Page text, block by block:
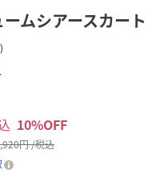
ムシアースカート
)
10%OFF
円 /税込